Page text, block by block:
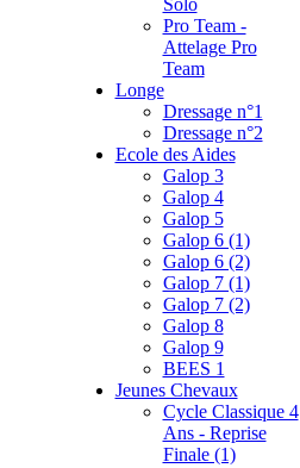
Solo
Pro Team -
Attelage Pro
Team
Longe
Dressage n°1
Dressage n°2
Ecole des Aides
Galop 3
Galop 4
Galop 5
Galop 6 (1)
Galop 6 (2)
Galop 7 (1)
Galop 7 (2)
Galop 8
Galop 9
BEES 1
Jeunes Chevaux
Cycle Classique 4
Ans - Reprise
Finale (1)